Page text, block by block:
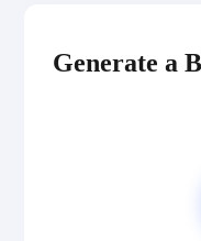
Generate a